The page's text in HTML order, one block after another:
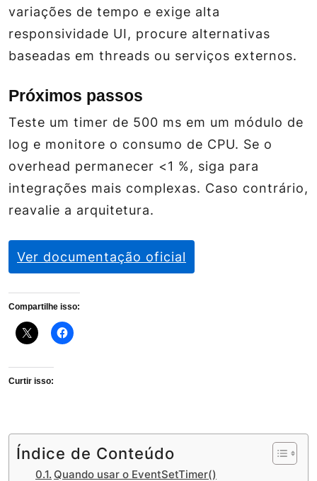
variações de tempo e exige alta
responsividade UI, procure alternativas
baseadas em threads ou serviços externos.
Próximos passos
Teste um timer de 500 ms em um módulo de
log e monitore o consumo de CPU. Se o
overhead permanecer <1 %, siga para
integrações mais complexas. Caso contrário,
reavalie a arquitetura.
Ver documentação oficial
Compartilhe isso:
Curtir isso:
Índice de Conteúdo
Quando usar o EventSetTimer()